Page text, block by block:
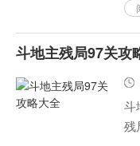
那
斗地主残局97关攻
斗
残